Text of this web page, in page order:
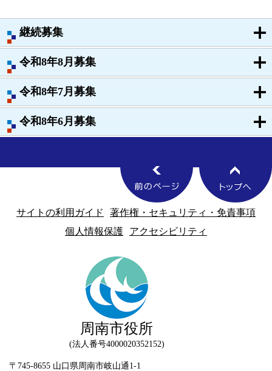
継続募集
令和8年8月募集
令和8年7月募集
令和8年6月募集
サイトの利用ガイド
著作権・セキュリティ・免責事項
個人情報保護
アクセシビリティ
周南市役所
法人番号4000020352152
〒745-8655 山口県周南市岐山通1-1